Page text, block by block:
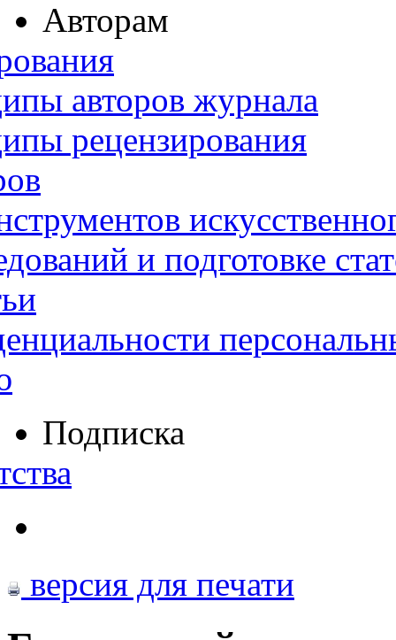
Авторам
авторов журнала
рецензирования
и подготовке
Подписка
версия для печати